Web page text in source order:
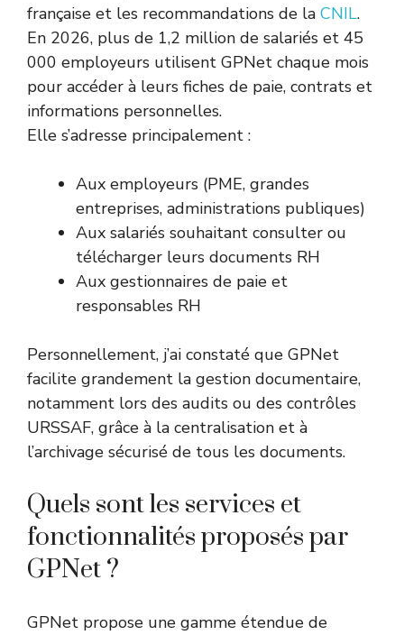
française et les recommandations de la CNIL.
En 2026, plus de 1,2 million de salariés et 45
000 employeurs utilisent GPNet chaque mois
pour accéder à leurs fiches de paie, contrats et
informations personnelles.
Elle s’adresse principalement :
Aux employeurs (PME, grandes
entreprises, administrations publiques)
Aux salariés souhaitant consulter ou
télécharger leurs documents RH
Aux gestionnaires de paie et
responsables RH
Personnellement, j’ai constaté que GPNet
facilite grandement la gestion documentaire,
notamment lors des audits ou des contrôles
URSSAF, grâce à la centralisation et à
l’archivage sécurisé de tous les documents.
Quels sont les services et
fonctionnalités proposés par
GPNet ?
GPNet propose une gamme étendue de